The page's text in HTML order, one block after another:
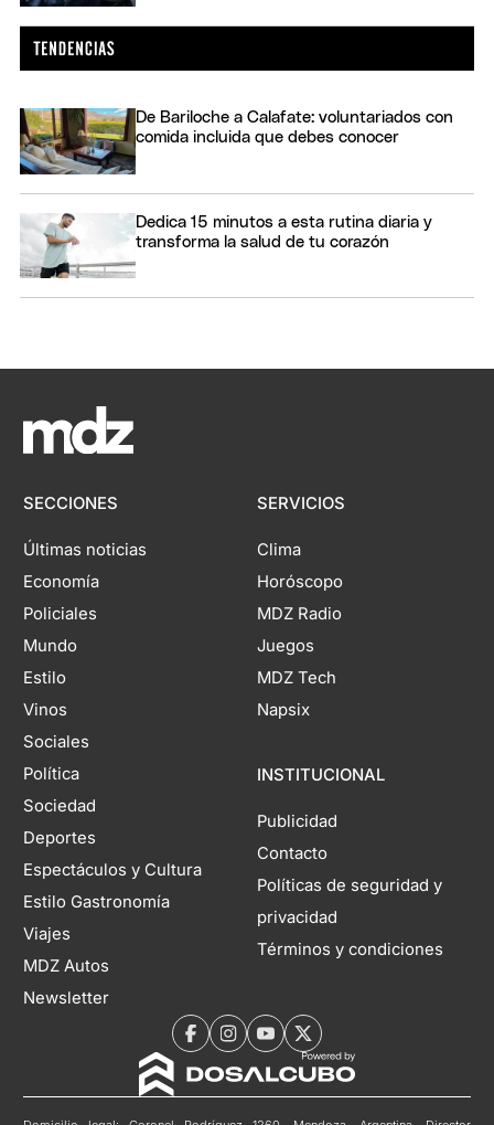
De Bariloche a Calafate: voluntariados con
comida incluida que debes conocer
Dedica 15 minutos a esta rutina diaria y
transforma la salud de tu corazón
SECCIONES
Últimas noticias
Economía
Policiales
Mundo
Estilo
Vinos
Sociales
Política
Sociedad
Deportes
Espectáculos y Cultura
Estilo Gastronomía
Viajes
MDZ Autos
Newsletter
SERVICIOS
Clima
Horóscopo
MDZ Radio
Juegos
MDZ Tech
Napsix
INSTITUCIONAL
Publicidad
Contacto
Políticas de seguridad y
privacidad
Términos y condiciones